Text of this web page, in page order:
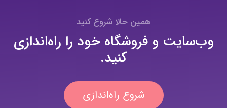
همین حالا شروع کنید
وب‌سایت و فروشگاه خود را راه‌اندازی
کنید.
شروع راه‌اندازی